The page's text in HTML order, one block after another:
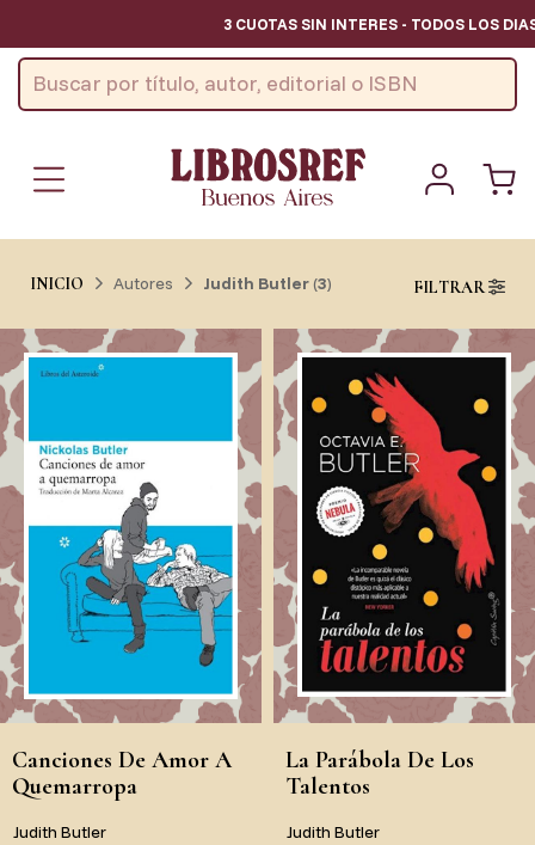
3 CUOTAS SIN INTERES - TODOS LOS
FILTRAR
INICIO Autores Judith Butler(3)
Canciones De Amor A
Quemarropa
Judith Butler
La Parábola De Los
Talentos
Judith Butler